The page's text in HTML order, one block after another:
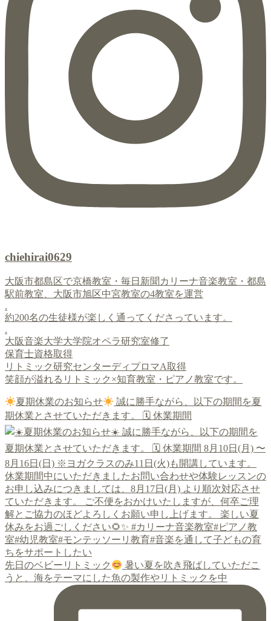
chiehirai0629
大阪市都島区で京橋教室・毎日新聞カリーナ音楽教室・都島
駅前教室、大阪市旭区中宮教室の4教室を運営
.
約200名の生徒様が楽しく通ってくださっています。
.
大阪音楽大学大学院オペラ研究室修了
保育士資格取得
リトミック研究センターディプロマA取得
笑顔が溢れるリトミック×知育教室・ピアノ教室です。
夏期休業のお知らせ
誠に勝手ながら、以下の期間を夏
期休業とさせていただきます。 🗓 休業期間
先日のベビーリトミック
暑い夏を吹き飛ばしていただこ
うと、海をテーマにした魚の製作やリトミックを中